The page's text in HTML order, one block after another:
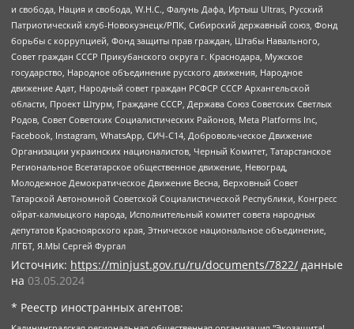
и свобода, Нация и свобода, W.H.С., Фалунь Дафа, Иртыш Ultras, Русский
Патриотический клуб-Новокузнецк/РПК, Сибирский державный союз, Фонд
борьбы с коррупцией, Фонд защиты прав граждан, Штабы Навального,
Совет граждан СССР Прикубанского округа г. Краснодара, Мужское
государство, Народное объединение русского движения, Народное
движение Адат, Народный совет граждан РСФСР СССР Архангельской
области, Проект Штурм, Граждане СССР, Держава Союз Советских Светлых
Родов, Совет Советских Социалистических Районов, Meta Platforms Inc,
Facebook, Instagram, WhatsApp, СИЧ-С14, Добровольческое Движение
Организации украинских националистов, Черный Комитет, Татарстанское
Региональное Всетатарское общественное движение, Невоград,
Молодежное Демократическое Движение Весна, Верховный Совет
Татарской Автономной Советской Социалистической Республики, Конгресс
ойрат-калмыцкого народа, Исполнительный комитет совета народных
депутатов Красноярского края, Этническое национальное объединение,
ЛГБТ, Я.МЫ Сергей Фургал
Источник: https://minjust.gov.ru/ru/documents/7822/ данные
на 03.05.2024
* Реестр иностранных агентов: